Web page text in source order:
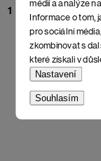
médií a analýze
Informace o tom,
pro sociální
zkombinovat s
které získali v
Nastavení
Souhlasím
1 298 Kč